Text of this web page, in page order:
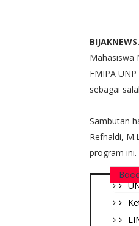
Mahasiswa
FMIPA
sebagai
Sambutan
Refnaldi,
program ini.